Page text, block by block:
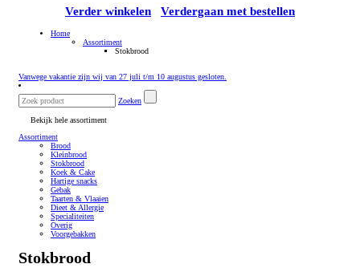
Verder winkelen Verdergaan met bestellen
Home
Assortiment
Stokbrood
Vanwege vakantie zijn wij van 27 juli t/m 10 augustus gesloten.
Zoeken
Bekijk hele assortiment
Assortiment
Brood
Kleinbrood
Stokbrood
Koek & Cake
Hartige snacks
Gebak
Taarten & Vlaaien
Dieet & Allergie
Specialiteiten
Overig
Voorgebakken
Stokbrood